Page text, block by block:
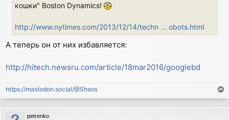
кошки" Boston Dynamics!
http://www.nytimes.com/2013/12/14/techn ... obots.html
А теперь он от них избавляется:
http://hitech.newsru.com/article/18mar2016/googlebd
https://mastodon.social/@Shaos
o
p
petrenko